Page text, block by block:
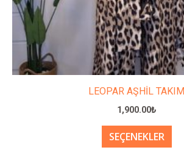
LEOPAR AŞHİL TAKIM
1,900.00₺
SEÇENEKLER